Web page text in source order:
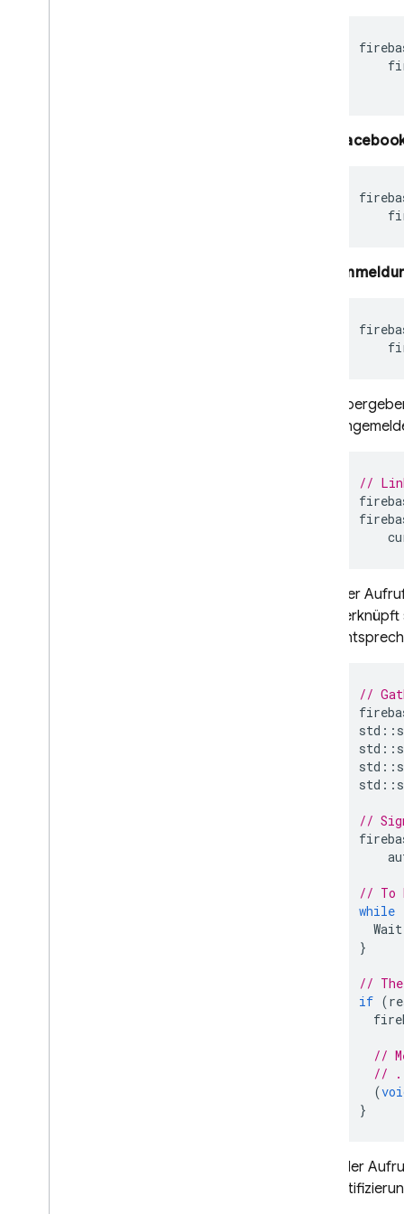
//
Der
//
std ::
std ::
std ::
std ::
//
// To
while
Wait
}
//
if (
//
//
(
}
Wenn der